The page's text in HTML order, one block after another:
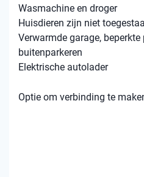
Wasmachine en droger
Huisdieren zijn niet
Verwarmde garage,
buitenparkeren
Elektrische autolader
Optie om verbinding te